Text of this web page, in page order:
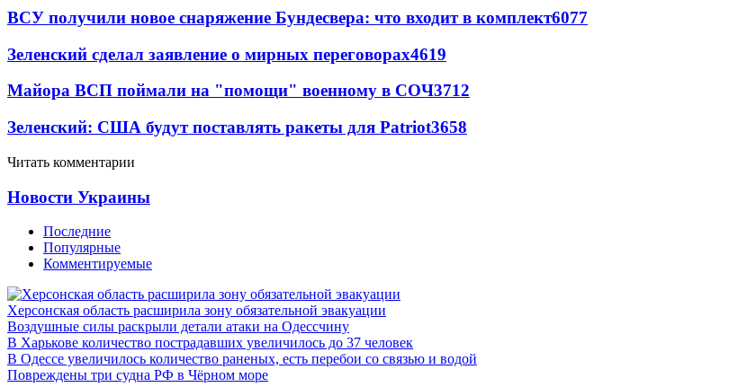
ВСУ получили новое снаряжение Бундесвера: что входит в комплект6077
Зеленский сделал заявление о мирных переговорах4619
Майора ВСП поймали на "помощи" военному в СОЧ3712
Зеленский: США будут поставлять ракеты для Patriot3658
Читать комментарии
Новости Украины
Последние
Популярные
Комментируемые
Херсонская область расширила зону обязательной эвакуации
Воздушные силы раскрыли детали атаки на Одессчину
В Харькове количество пострадавших увеличилось до 37 человек
В Одессе увеличилось количество раненых, есть перебои со связью и водой
Повреждены три судна РФ в Чёрном море